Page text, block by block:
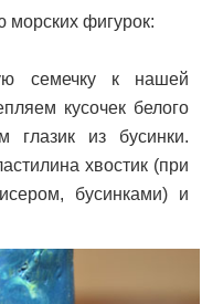
морских фигурок:
семечку к нашей
кусочек белого
глазик из бусинки.
хвостик (при
бусинками) и